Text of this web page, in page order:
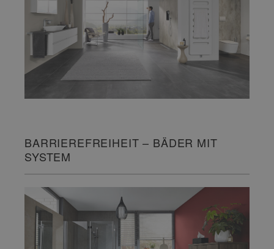
BARRIEREFREIHEIT – BÄDER MIT
SYSTEM